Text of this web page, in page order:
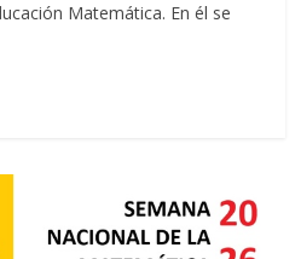
Matemática. En él se